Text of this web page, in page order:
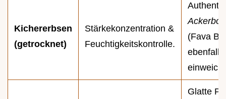
Kichererbsen
(getrocknet)
Stärkekonzentration &
Feuchtigkeitskontrolle.
(Fava
ebenfalls
Glatte